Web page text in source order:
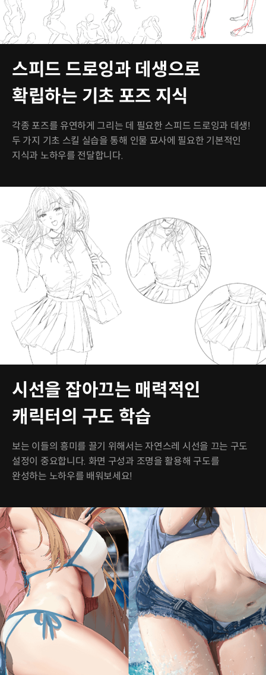
스피드 드로잉과 데생으로
확립하는 기초 포즈 지식
각종 포즈를 유연하게 그리는 데 필요한 스피드 드로잉과 데생!
두 가지 기초 스킬 실습을 통해 인물 묘사에 필요한 기본적인
지식과 노하우를 전달합니다.
시선을 잡아끄는 매력적인
캐릭터의 구도 학습
보는 이들의 흥미를 끌기 위해서는 자연스레 시선을 끄는 구도
설정이 중요합니다. 화면 구성과 조명을 활용해 구도를
완성하는 노하우를 배워보세요!